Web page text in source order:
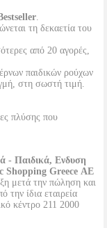
.
τη δεκαετία του
από 20 αγορές,
παιδικών ρούχων
στη σωστή τιμή.
πλύσης που
- Παιδικά, Ενδυση
Shopping Greece ΑΕ
μετά την πώληση και
την ίδια εταιρεία
κέντρο 211 2000